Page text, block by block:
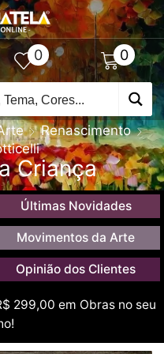
0 0
Renascimento
Criança
Últimas Novidades
Movimentos da Arte
Opinião dos Clientes
299,00 em Obras no seu